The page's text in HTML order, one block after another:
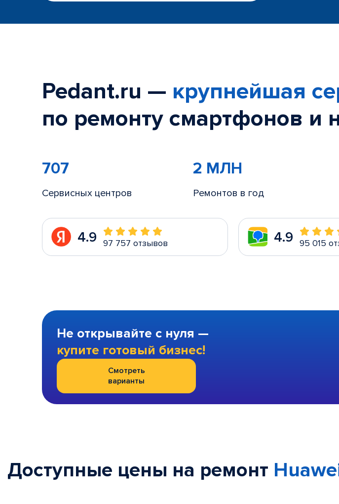
Pedant.ru — крупнейшая
по ремонту смартфонов и
707
Сервисных центров
2 МЛН
Ремонтов в год
4.9 97 757 отзывов 4.9 95 015
Не открывайте с нуля —
купите готовый бизнес!
Смотреть
варианты
Доступные цены на ремонт